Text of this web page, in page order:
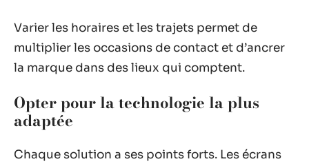
Varier les horaires et les trajets permet de
multiplier les occasions de contact et d’ancrer
la marque dans des lieux qui comptent.
Opter pour la technologie la plus
adaptée
Chaque solution a ses points forts. Les écrans